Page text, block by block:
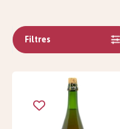
Filtres